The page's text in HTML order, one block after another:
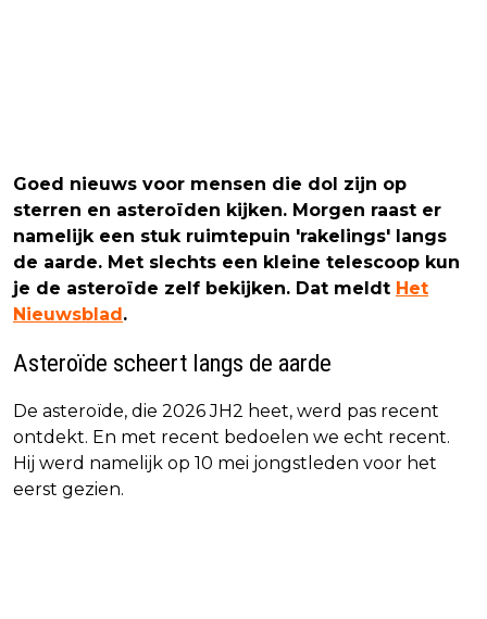
Goed nieuws voor mensen die dol zijn op
sterren en asteroïden kijken. Morgen raast er
namelijk een stuk ruimtepuin 'rakelings' langs
de aarde. Met slechts een kleine telescoop kun
je de asteroïde zelf bekijken. Dat meldt Het
Nieuwsblad .
Asteroïde scheert langs de aarde
De asteroïde, die 2026 JH2 heet, werd pas recent
ontdekt. En met recent bedoelen we echt recent.
Hij werd namelijk op 10 mei jongstleden voor het
eerst gezien.